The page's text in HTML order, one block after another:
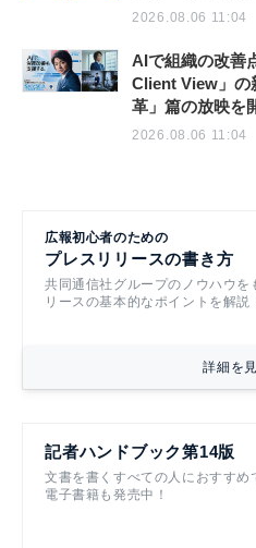
2026.08.06 11:04
AIで組織の改善
Client View」の
革」篇の放映を
2026.08.06 11:04
広報初心者のための
プレスリリースの書き方
共同通信社グループのノウハウを
リースの基本的なポイントを解説
詳細を
記者ハンドブック第14版
文書を書くすべての人におすすめ
電子書籍も発売中！